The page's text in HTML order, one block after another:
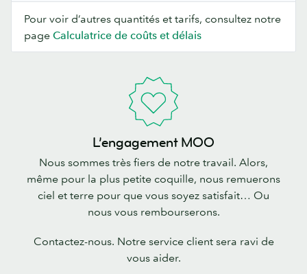
Pour voir d’autres quantités et tarifs, consultez notre
page Calculatrice de coûts et délais
L’engagement MOO
Nous sommes très fiers de notre travail. Alors,
même pour la plus petite coquille, nous remuerons
ciel et terre pour que vous soyez satisfait… Ou
nous vous rembourserons.
Contactez-nous. Notre service client sera ravi de
vous aider.